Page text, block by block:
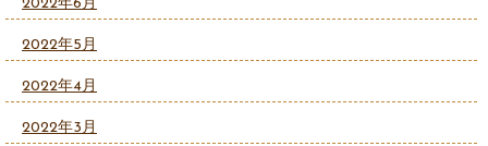
2022年6月
2022年5月
2022年4月
2022年3月